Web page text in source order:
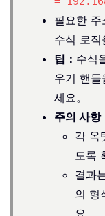
필요한
수식 로직
팁： 수식
우기 핸
세요。
주의 사항
각 옥
도록
결과
의 형